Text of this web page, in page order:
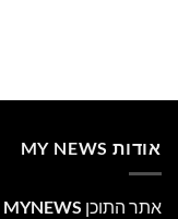
אודות MY NEWS
אתר התוכן MYNEWS